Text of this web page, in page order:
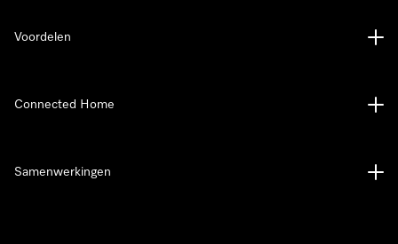
Voordelen
Connected Home
Samenwerkingen